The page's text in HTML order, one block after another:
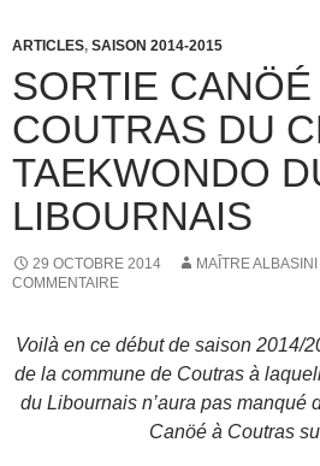
ARTICLES, SAISON 2014-2015
SORTIE
COUTRAS DU
TAEKWONDO
LIBOURNAIS
29 OCTOBRE 2014 MAÎTRE
COMMENTAIRE
Voilà en ce début de saison 2014/
de la commune de Coutras à
du Libournais n’aura pas manqué
Canöé à Coutras